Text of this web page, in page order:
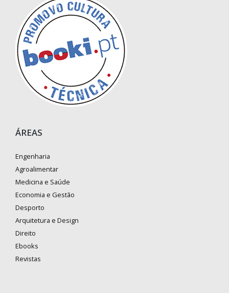
ÁREAS
Engenharia
Agroalimentar
Medicina e Saúde
Economia e Gestão
Desporto
Arquitetura e Design
Direito
Ebooks
Revistas